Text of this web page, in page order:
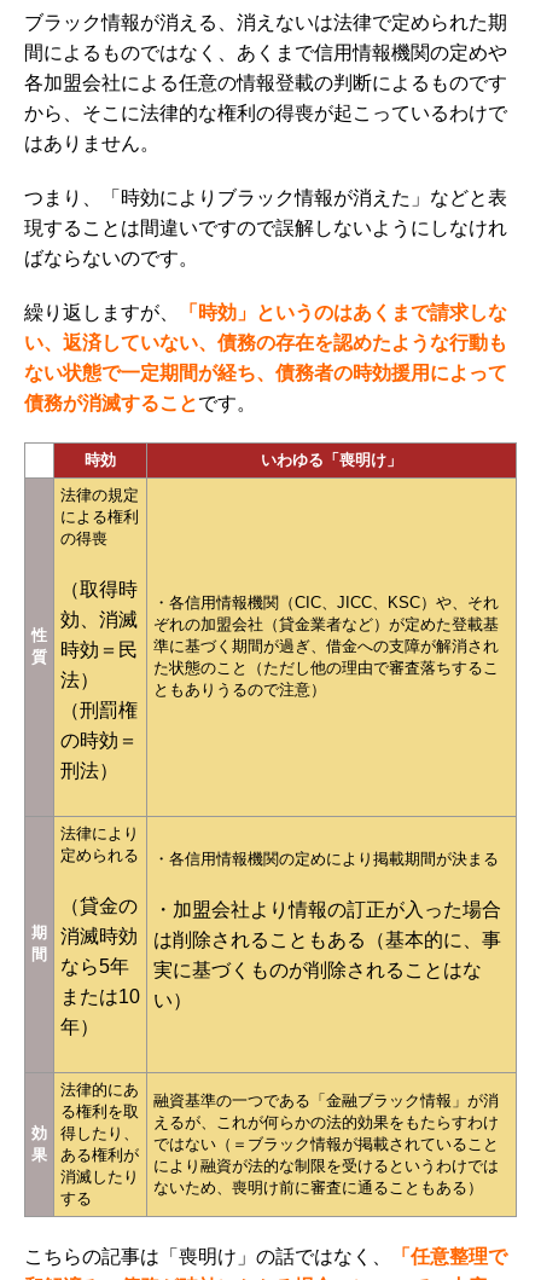
ブラック情報が消える、消えないは法律で定められた期
間によるものではなく、あくまで信用情報機関の定めや
各加盟会社による任意の情報登載の判断によるものです
から、そこに法律的な権利の得喪が起こっているわけで
はありません。
つまり、「時効によりブラック情報が消えた」などと表
現することは間違いですので誤解しないようにしなけれ
ばならないのです。
繰り返しますが、
「時効」というのはあくまで請求しな
い、返済していない、債務の存在を認めたような行動も
ない状態で一定期間が経ち、債務者の時効援用によって
債務が消滅することです。
時効 いわゆる「喪明け」
性
質
法律の規定
による権利
の得喪
（取得時
効、消滅
時効＝民
法）
（刑罰権
の時効＝
刑法）
・各信用情報機関（CIC、JICC、KSC）や、それ
ぞれの加盟会社（貸金業者など）が定めた登載基
準に基づく期間が過ぎ、借金への支障が解消され
た状態のこと（ただし他の理由で審査落ちするこ
ともありうるので注意）
期
間
法律により
定められる
（貸金の
消滅時効
なら5年
または10
年）
・各信用情報機関の定めにより掲載期間が決まる
・加盟会社より情報の訂正が入った場合
は削除されることもある（基本的に、事
実に基づくものが削除されることはな
い）
効
果
法律的にあ
る権利を取
得したり、
ある権利が
消滅したり
する
融資基準の一つである「金融ブラック情報」が消
えるが、これが何らかの法的効果をもたらすわけ
ではない（＝ブラック情報が掲載されていること
により融資が法的な制限を受けるというわけでは
ないため、喪明け前に審査に通ることもある）
こちらの記事は「喪明け」の話ではなく、
「任意整理で